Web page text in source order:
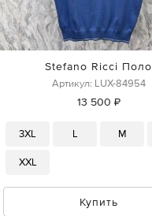
Stefano Ricci Поло
Артикул: LUX-84954
13 500 ₽
3XL L M
XXL
Купить